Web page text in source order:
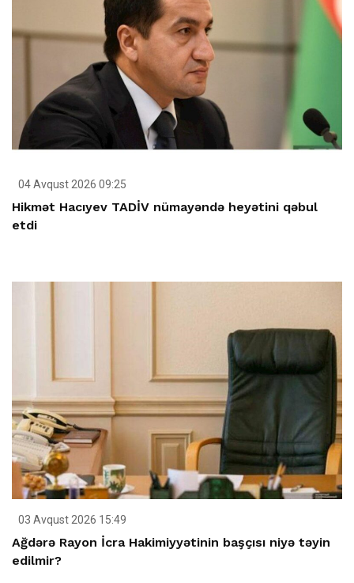
04 Avqust 2026 09:25
Hikmət Hacıyev TADİV nümayəndə heyətini qəbul
etdi
03 Avqust 2026 15:49
Ağdərə Rayon İcra Hakimiyyətinin başçısı niyə təyin
edilmir?